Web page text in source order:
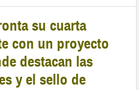
su cuarta
con un proyecto
destacan las
y el sello de